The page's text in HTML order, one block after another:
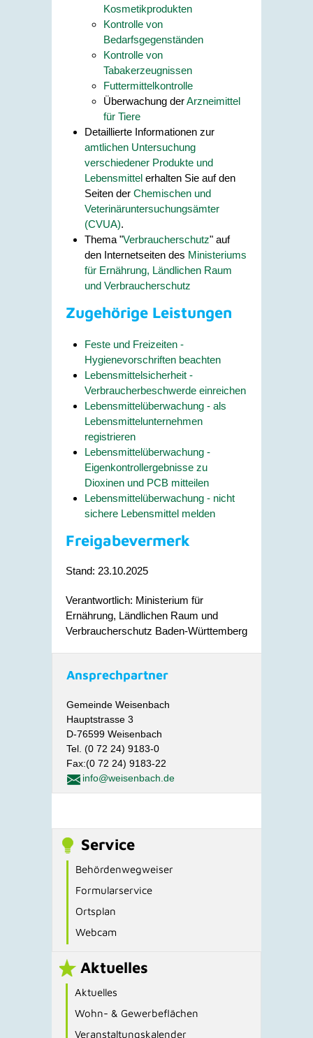
Kosmetikprodukten
Kontrolle von
Bedarfsgegenständen
Kontrolle von
Tabakerzeugnissen
Futtermittelkontrolle
Überwachung derArzneimittel
für Tiere
Detaillierte Informationen zur
amtlichen Untersuchung
verschiedener Produkte und
Lebensmittel erhalten Sie auf den
Seiten der Chemischen und
Veterinäruntersuchungsämter
(CVUA).
Thema "Verbraucherschutz" auf
den Internetseiten des Ministeriums
für Ernährung, Ländlichen Raum
und Verbraucherschutz
Zugehörige Leistungen
Feste und Freizeiten -
Hygienevorschriften beachten
Lebensmittelsicherheit -
Verbraucherbeschwerde einreichen
Lebensmittelüberwachung - als
Lebensmittelunternehmen
registrieren
Lebensmittelüberwachung -
Eigenkontrollergebnisse zu
Dioxinen und PCB mitteilen
Lebensmittelüberwachung - nicht
sichere Lebensmittel melden
Freigabevermerk
Stand: 23.10.2025
Verantwortlich: Ministerium für
Ernährung, Ländlichen Raum und
Verbraucherschutz Baden-Württemberg
Ansprechpartner
Gemeinde Weisenbach
Hauptstrasse 3
D-76599 Weisenbach
Tel. (0 72 24) 9183-0
Fax:(0 72 24) 9183-22
info@weisenbach.de
Service
Behördenwegweiser
Formularservice
Ortsplan
Webcam
Aktuelles
Aktuelles
Wohn- & Gewerbeflächen
Veranstaltungskalender